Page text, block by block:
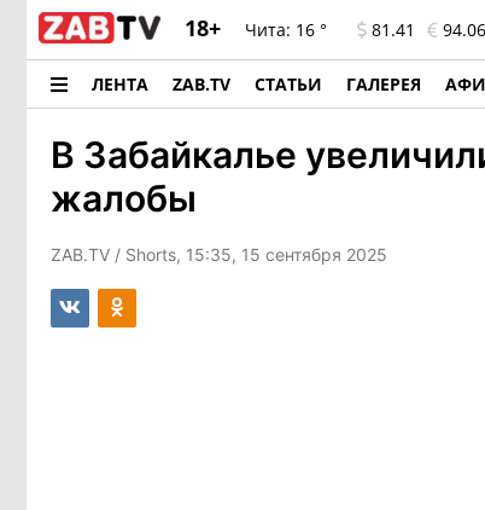
18+ Чита: 16 ° 81.41 94.06
ЛЕНТА ZAB.TV СТАТЬИ ГАЛЕРЕЯ
В Забайкалье
жалобы
ZAB.TV / Shorts, 15:35, 15 сентября 2025